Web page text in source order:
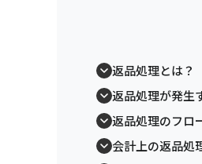
返品処理とは？
返品処理が発生
返品処理のフロ
会計上の返品処